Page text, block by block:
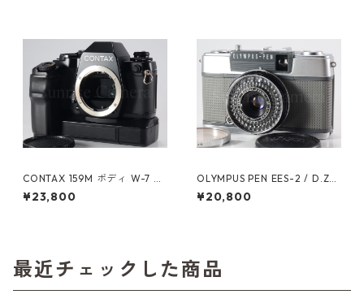
CONTAX 159M ボディ W-7 ワ
インダー付 コンタックス（61
025）
¥23,800
OLYMPUS PEN EES-2 / D.Zui
ko 30mm F2.8 オーバーホー
ル済 オリンパス (60628)
¥20,800
最近チェックした商品